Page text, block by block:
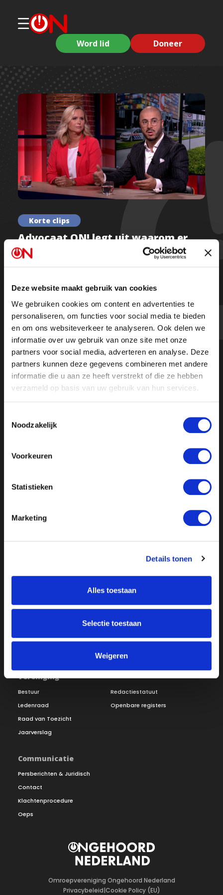
Deze website maakt gebruik van cookies
We gebruiken cookies om content en advertenties te
personaliseren, om functies voor social media te bieden
en om ons websiteverkeer te analyseren. Ook delen we
informatie over uw gebruik van onze site met onze
partners voor social media, adverteren en analyse. Deze
partners kunnen deze gegevens combineren met andere
informatie die u aan ze heeft verstrekt of die ze hebben
verzameld op basis van uw gebruik van hun services.
Noodzakelijk
Voorkeuren
Statistieken
Marketing
Details tonen
Alles toestaan
Selectie toestaan
Weigeren
Word lid Doneer
Korte clips
Advocaat ON! legt uit waarom er
een kort geding wordt gestart
tegen de NPO na zoveelste 'straf'
Kijk de hele uitzending
Onze missie
Inloggen
Steunbetuigingen
Vacatures
Vereniging
Bestuur
Ledenraad
Raad van Toezicht
Jaarverslag
Redactiestatuut
Openbare registers
Communicatie
Persberichten & Juridisch
Contact
Klachtenprocedure
Oeps
Omroepvereniging Ongehoord Nederland
Privacybeleid|Cookie Policy (EU)